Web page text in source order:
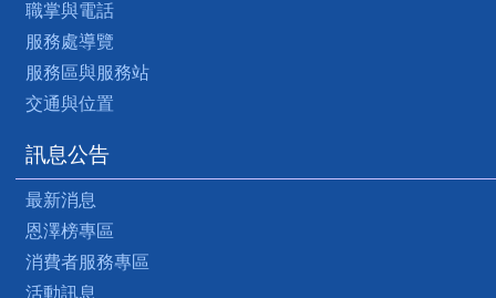
職掌與電話
服務處導覽
服務區與服務站
交通與位置
訊息公告
最新消息
恩澤榜專區
消費者服務專區
活動訊息